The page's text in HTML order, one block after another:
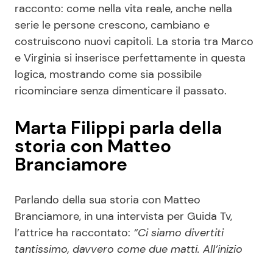
racconto: come nella vita reale, anche nella
serie le persone crescono, cambiano e
costruiscono nuovi capitoli. La storia tra Marco
e Virginia si inserisce perfettamente in questa
logica, mostrando come sia possibile
ricominciare senza dimenticare il passato.
Marta Filippi parla della
storia con Matteo
Branciamore
Parlando della sua storia con Matteo
Branciamore, in una intervista per Guida Tv,
l’attrice ha raccontato: “Ci siamo divertiti
tantissimo, davvero come due matti. All’inizio